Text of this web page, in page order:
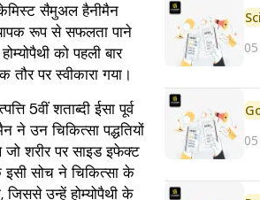
सैमुअल हैनीमैन
रूप से सफलता पाने
को पहली बार
तौर पर स्वीकारा गया।
5वीं शताब्दी ईसा पूर्व
ने उन चिकित्सा पद्धतियों
शरीर पर साइड इफेक्ट
सोच ने चिकित्सा के
उन्हें होम्योपैथी के